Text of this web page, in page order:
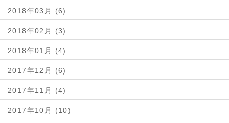
2018年03月 (6)
2018年02月 (3)
2018年01月 (4)
2017年12月 (6)
2017年11月 (4)
2017年10月 (10)